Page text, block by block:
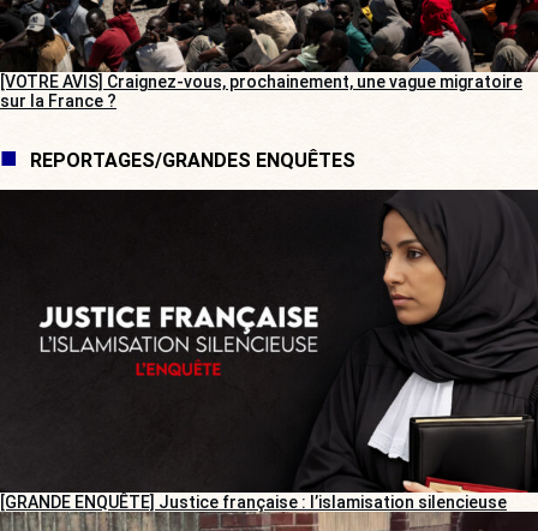
[VOTRE AVIS] Craignez-vous, prochainement, une vague migratoire
sur la France ?
REPORTAGES/GRANDES ENQUÊTES
[GRANDE ENQUÊTE] Justice française : l’islamisation silencieuse